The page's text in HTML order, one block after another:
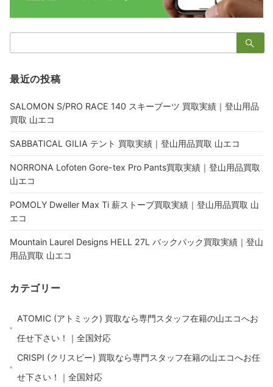
索：
最近の投稿
SALOMON S/PRO RACE 140 スキーブーツ 買取実績｜登山用品
買取 山エコ
SABBATICAL GILIA テント 買取実績｜登山用品買取 山エコ
NORRONA Lofoten Gore-tex Pro Pants買取実績｜登山用品買取
山エコ
POMOLY Dweller Max Ti 薪ストーブ買取実績｜登山用品買取 山
エコ
Mountain Laurel Designs HELL 27L バックパック買取実績｜登山
用品買取 山エコ
カテゴリー
ATOMIC (アトミック) 買取なら専門スタッフ在籍の山エコへお
任せ下さい！｜全国対応
CRISPI (クリスピー) 買取なら専門スタッフ在籍の山エコへお任
せ下さい！｜全国対応